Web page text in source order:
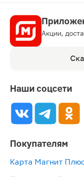
Акции,
Наши соцсети
Покупателям
Карта Магнит